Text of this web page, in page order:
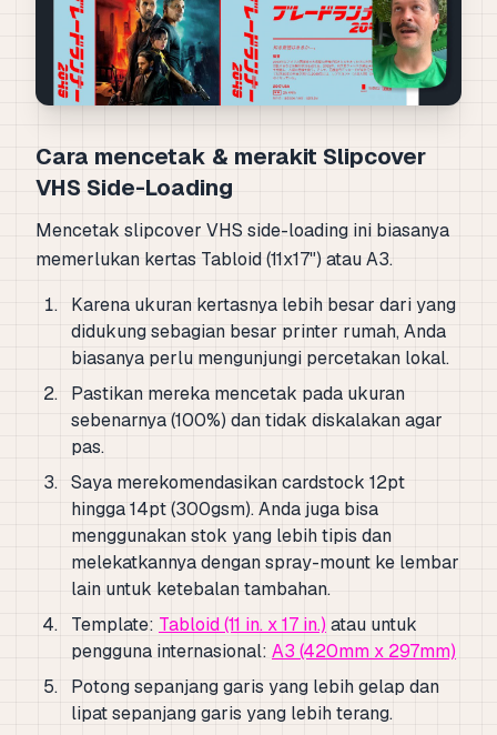
Cara mencetak & merakit Slipcover
VHS Side-Loading
Mencetak slipcover VHS side-loading ini biasanya
memerlukan kertas Tabloid (11x17") atau A3.
Karena ukuran kertasnya lebih besar dari yang
didukung sebagian besar printer rumah, Anda
biasanya perlu mengunjungi percetakan lokal.
Pastikan mereka mencetak pada ukuran
sebenarnya (100%) dan tidak diskalakan agar
pas.
Saya merekomendasikan cardstock 12pt
hingga 14pt (300gsm). Anda juga bisa
menggunakan stok yang lebih tipis dan
melekatkannya dengan spray-mount ke lembar
lain untuk ketebalan tambahan.
Template: Tabloid (11 in. x 17 in.) atau untuk
pengguna internasional: A3 (420mm x 297mm)
Potong sepanjang garis yang lebih gelap dan
lipat sepanjang garis yang lebih terang.